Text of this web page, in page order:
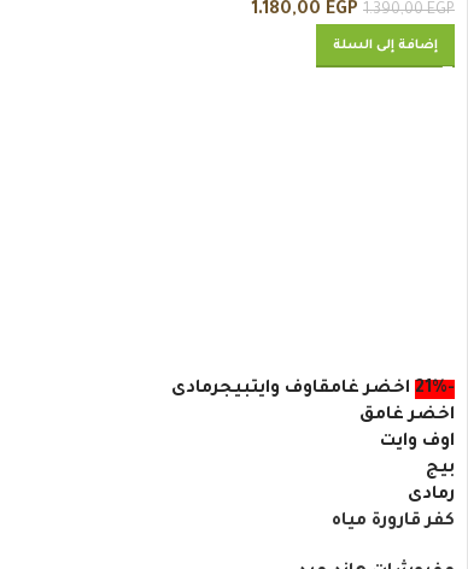
1.390,00EGP
1.180,00 EGP
إضافة إلى السلة
-21% اخضر غامقاوف وايتبيجرمادى
اخضر غامق
اوف وايت
بيج
رمادى
كفر قارورة مياه